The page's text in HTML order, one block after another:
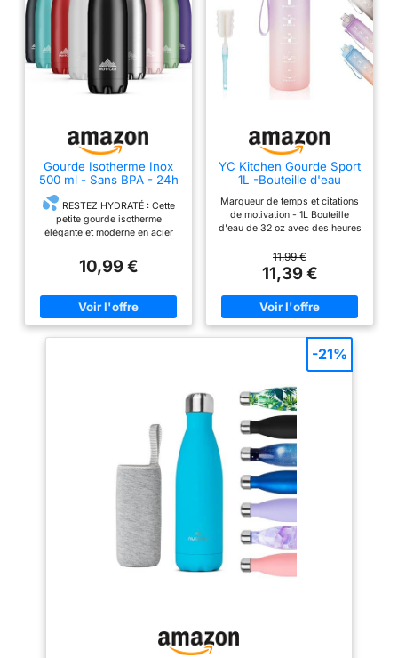
Gourde Isotherme Inox
500 ml - Sans BPA - 24h
Froid et 12h Chaud
RESTEZ HYDRATÉ : Cette
petite gourde isotherme
élégante et moderne en acier
rester hydraté lors de vos
déplacements. La double paroi
glacées pendant des heures,
vous permettant de rester
rafraîchi toute la journée.
dotée d'un couvercle étanche et
sécurisé qui prévient ce type
d'accident. Fabriquée en acier
inoxydable durable et de haute
qualité, cette bouteille est
conçue pour résister à l'usure
quotidienne ou tout autre choc.
GARDE VOS BOISSONS
CHAUDES OU FROIDES : Cette
bouteille polyvalente est isolée
pour garder vos boissons à la
10,99 €
YC Kitchen Gourde Sport
1L -Bouteille d'eau
Marqueur de temps et citations
de motivation - 1L Bouteille
d'eau de 32 oz avec des heures
motivation, elle est idéale pour
mesurer votre volume de la
consommation d'eau quotidien,
vous assurer de rester en
hydraté et vous motiver à boire
plus. Nos bouteilles d'eau vous
permettront de mieux atteindre
vos objectifs de fitness, y
compris le régime, la diète et de
la santé totale. Conception
étanche et fonctionnelle - Il
suffit de l'ouvrir avec une main
en cliquant sur le bouton. Le
couvercle rabattable est conçu
avec un verrou de sécurité, ce
qui le rend l'étanche à la
poussière et aux fuites. La
bouteille d'eau avec une paille
vous permet de boire plus
facilement. La bouche de
bouteilles est large ce que est
facile à insérer des glaçons et
également facile à laver.
(brosse de nettoyage en bonus)
Durable et sans BPA - La
et ne se brise pas facilement.
11,99 €
11,39 €
-21%